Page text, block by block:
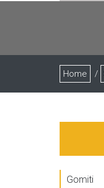
Home /
Gomiti